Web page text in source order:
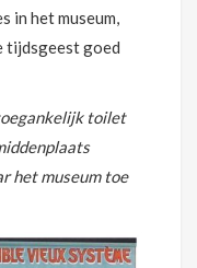
in het museum,
tijdsgeest goed
toilet
het museum toe